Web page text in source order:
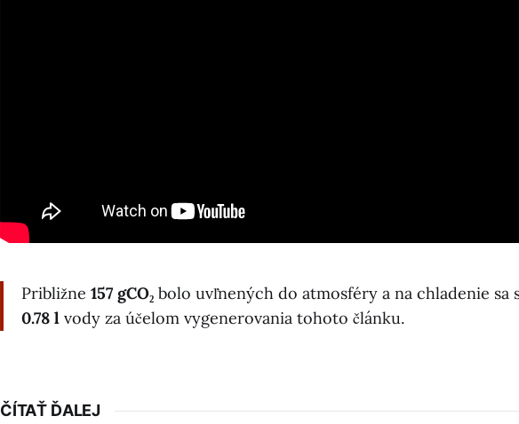
Približne 157 gCO₂ bolo uvľnených do atmosféry a na chladenie sa
0.78 l vody za účelom vygenerovania tohoto článku.
ČÍTAŤ ĎALEJ